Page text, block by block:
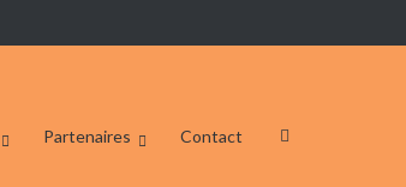
Partenaires Contact